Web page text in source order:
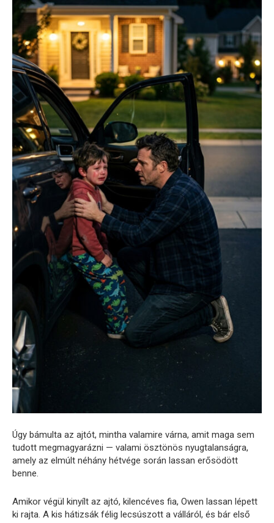
Úgy bámulta az ajtót, mintha valamire várna, amit maga sem
tudott megmagyarázni — valami ösztönös nyugtalanságra,
amely az elmúlt néhány hétvége során lassan erősödött
benne.
Amikor végül kinyílt az ajtó, kilencéves fia, Owen lassan lépett
ki rajta. A kis hátizsák félig lecsúszott a válláról, és bár első